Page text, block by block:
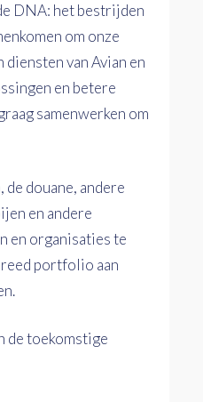
DNA: het bestrijden
om onze
van Avian en
en betere
samenwerken om
douane, andere
en andere
en organisaties te
portfolio aan
de toekomstige